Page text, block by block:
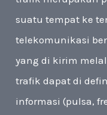
suatu tempat ke
telekomunikasi
yang di kirim
trafik dapat di
informasi (pulsa,